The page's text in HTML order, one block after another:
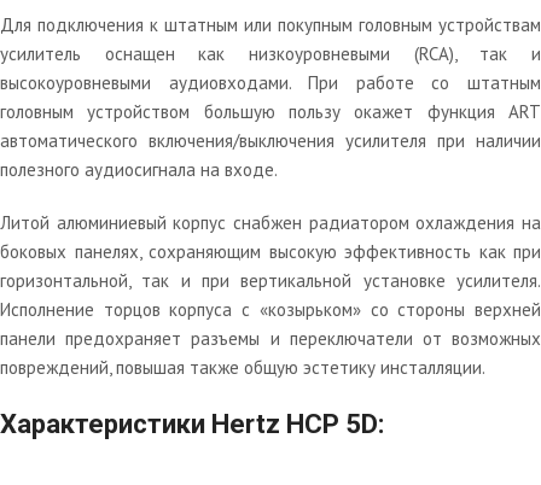
Для подключения к штатным или покупным головным устройствам
усилитель оснащен как низкоуровневыми (RCA), так и
высокоуровневыми аудиовходами. При работе со штатным
головным устройством большую пользу окажет функция ART
автоматического включения/выключения усилителя при наличии
полезного аудиосигнала на входе.
Литой алюминиевый корпус снабжен радиатором охлаждения на
боковых панелях, сохраняющим высокую эффективность как при
горизонтальной, так и при вертикальной установке усилителя.
Исполнение торцов корпуса с «козырьком» со стороны верхней
панели предохраняет разъемы и переключатели от возможных
повреждений, повышая также общую эстетику инсталляции.
Характеристики Hertz HCP 5D: